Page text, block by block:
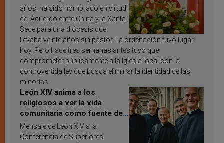
años, ha sido nombrado en virtud
del Acuerdo entre China y la Santa
Sede para una diócesis que
llevaba veinte años sin pastor. La ordenación tuvo lugar
hoy. Pero hace tres semanas antes tuvo que
comprometer públicamente a la Iglesia local con la
controvertida ley que busca eliminar la identidad de las
minorías.
León XIV anima a los
religiosos a ver la vida
comunitaria como fuente de
inspiración y santificación
Mensaje de León XIV a la
Conferencia de Superiores